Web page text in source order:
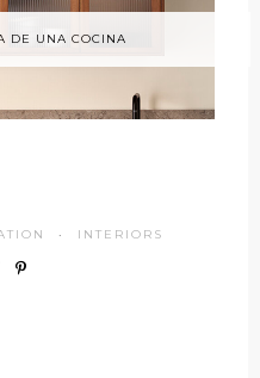
DE UNA COCINA
· INTERIORS